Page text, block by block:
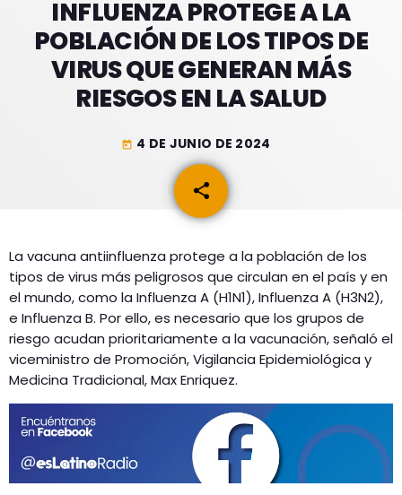
MÚSICA
ENTRETENIMIENTO
RADIO SPLENDID
CONTACTO
INFLUENZA PROTEGE A LA
POBLACIÓN DE LOS TIPOS DE
VIRUS QUE GENERAN MÁS
RIESGOS EN LA SALUD
today 4 DE JUNIO DE 2024
share
email
La vacuna antiinfluenza protege a la población de los
tipos de virus más peligrosos que circulan en el país y en
el mundo, como la Influenza A (H1N1), Influenza A (H3N2),
e Influenza B. Por ello, es necesario que los grupos de
riesgo acudan prioritariamente a la vacunación, señaló el
viceministro de Promoción, Vigilancia Epidemiológica y
Medicina Tradicional, Max Enriquez.